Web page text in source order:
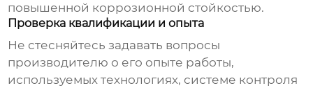
повышенной коррозионной стойкостью.
Проверка квалификации и опыта
Не стесняйтесь задавать вопросы
производителю о его опыте работы,
используемых технологиях, системе контроля